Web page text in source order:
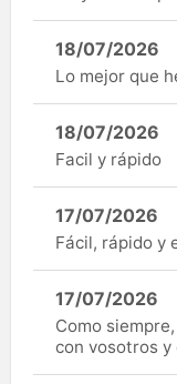
18/07/2026
Lo mejor que
18/07/2026
Facil y rápido
17/07/2026
Fácil, rápido y
17/07/2026
Como
con vosotros y